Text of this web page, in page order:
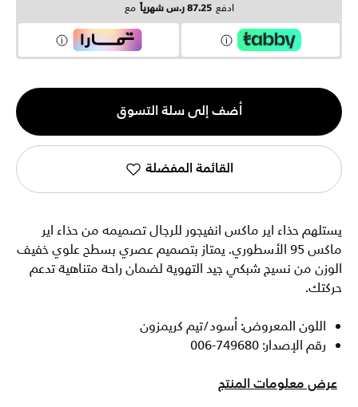
ادفع 87.25 ر.س شهرياً مع
الكمية
1
أضف إلى سلة التسوق
القائمة المفضلة
يستلهم حذاء اير ماكس انفيجور للرجال تصميمه من حذاء اير
ماكس 95 الأسطوري. يمتاز بتصميم عصري بسطح علوي خفيف
الوزن من نسيج شبكي جيد التهوية لضمان راحة متناهية تدعم
حركتك.
اللون المعروض: أسود/تيم كريمزون
رقم الإصدار: 749680-006
عرض معلومات المنتج